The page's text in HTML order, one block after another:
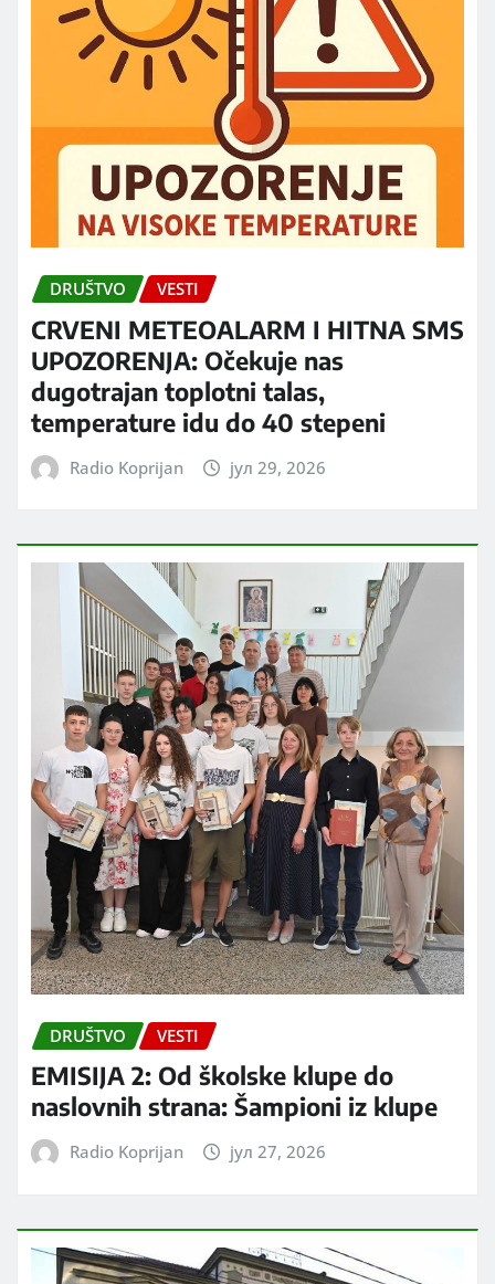
DRUŠTVO VESTI
CRVENI METEOALARM I HITNA SMS
UPOZORENJA: Očekuje nas
dugotrajan toplotni talas,
temperature idu do 40 stepeni
Radio Koprijan јул 29, 2026
DRUŠTVO VESTI
EMISIJA 2: Od školske klupe do
naslovnih strana: Šampioni iz klupe
Radio Koprijan јул 27, 2026